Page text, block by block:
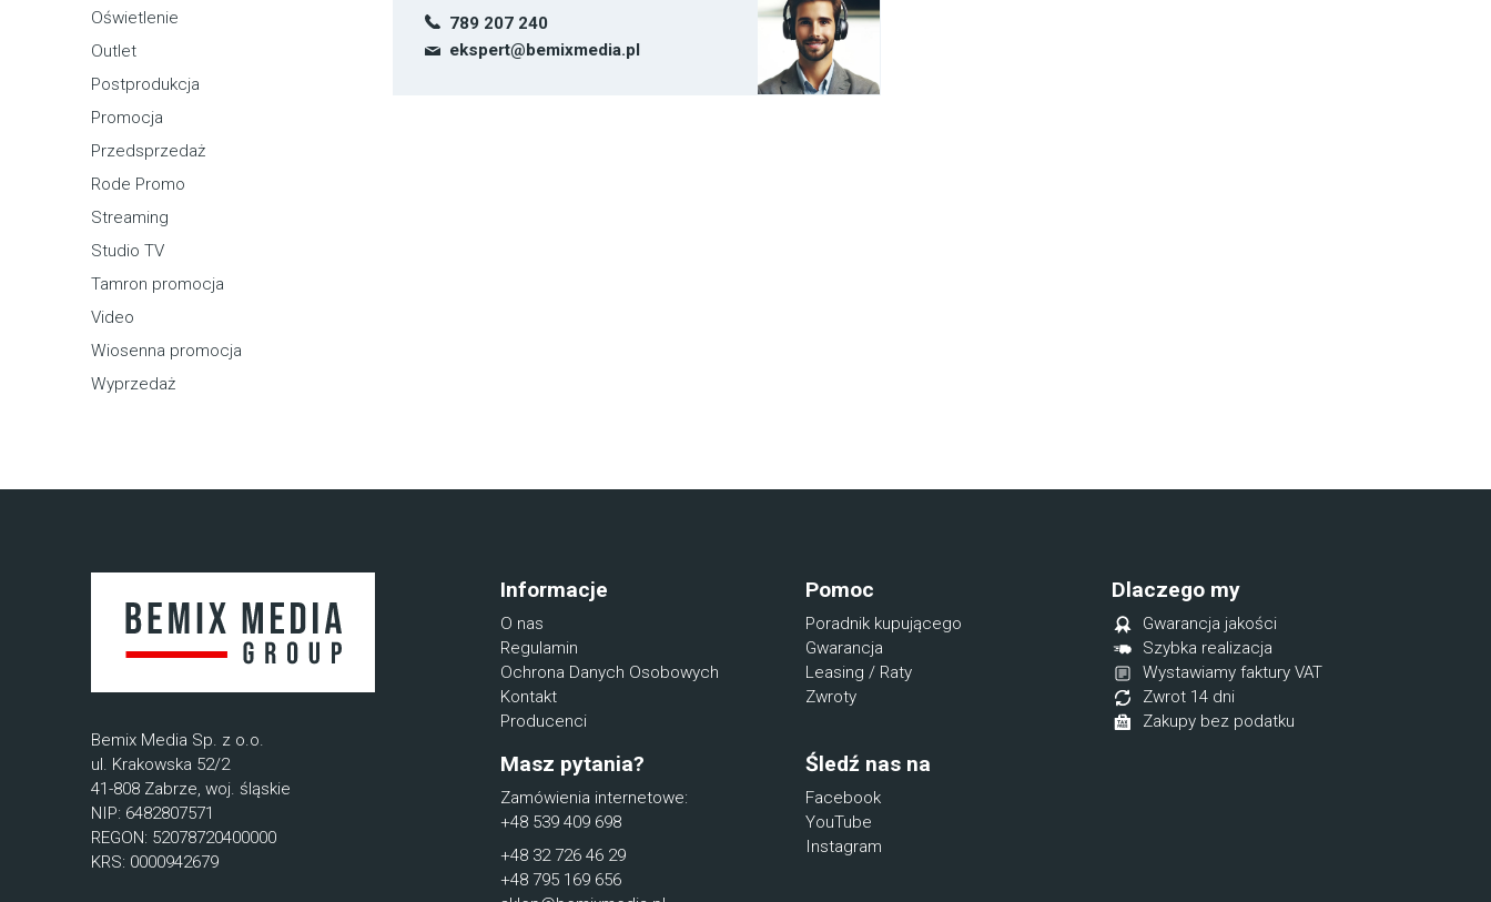
Oświetlenie
Outlet
Postprodukcja
Promocja
Przedsprzedaż
Rode Promo
Streaming
Studio TV
Tamron promocja
Video
Wiosenna promocja
Wyprzedaż
789 207 240
ekspert@bemixmedia.pl
Bemix Media Sp. z o.o.
ul. Krakowska 52/2
41-808 Zabrze, woj. śląskie
NIP: 6482807571
REGON: 52078720400000
KRS: 0000942679
Informacje
O nas
Regulamin
Ochrona Danych Osobowych
Kontakt
Producenci
Pomoc
Poradnik kupującego
Gwarancja
Leasing / Raty
Zwroty
Dlaczego my
Gwarancja jakości
Szybka realizacja
Wystawiamy faktury VAT
Zwrot 14 dni
Zakupy bez podatku
Masz pytania?
Zamówienia internetowe:
+48 539 409 698
+48 32 726 46 29
+48 795 169 656
Śledź nas na
Facebook
YouTube
Instagram